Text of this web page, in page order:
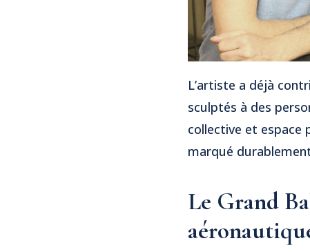
L’artiste a déjà
sculptés à des
collective et espace
marqué
Le Grand